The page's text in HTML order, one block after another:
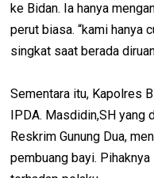
ke Bidan. Ia hanya
perut biasa. “kami hanya
singkat saat berada
Sementara itu, Kapolres
IPDA. Masdidin,SH yang
Reskrim Gunung Dua,
pembuang bayi.